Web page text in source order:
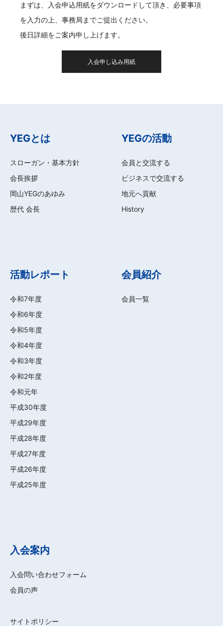
まずは、入会申込用紙をダウンロードして頂き、必要事項
を入力の上、事務局までご提出ください。
後日詳細をご案内申し上げます。
入会申し込み用紙
YEGとは
スローガン・基本方針
会長挨拶
岡山YEGのあゆみ
歴代 会長
YEGの活動
会員と交流する
ビジネスで交流する
地元へ貢献
History
活動レポート
令和7年度
令和6年度
令和5年度
令和4年度
令和3年度
令和2年度
令和元年
平成30年度
平成29年度
平成28年度
平成27年度
平成26年度
平成25年度
会員紹介
会員一覧
入会案内
入会問い合わせフォーム
会員の声
サイトポリシー